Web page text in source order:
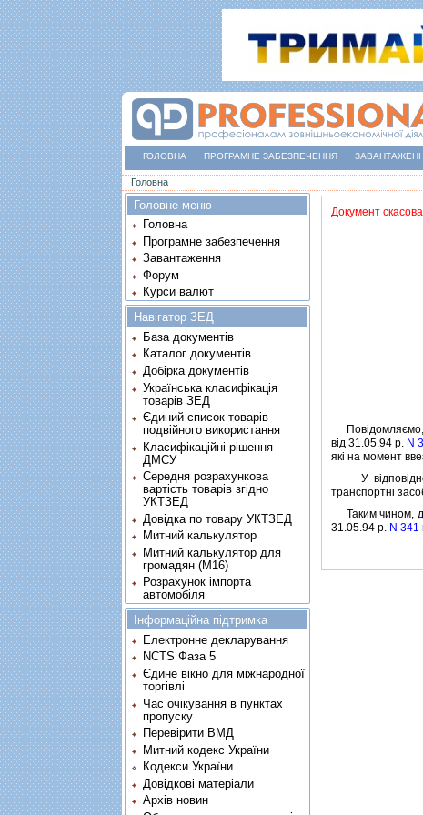
ГОЛОВНА ПРОГРАМНЕ ЗАБЕЗПЕЧЕННЯ
Ви є тут
Головна
Документ
Повiдомляємо,
вiд 31.05.94 р. N
якi на момент
У
транспортнi
Таким чином,
31.05.94 р. N 341
Головне меню
Головна
Програмне забезпечення
Завантаження
Форум
Курси валют
Навігатор ЗЕД
База документів
Каталог документів
Добірка документів
Українська класифікація
товарів ЗЕД
Єдиний список товарів
подвійного використання
Класифікаційні рішення
ДМСУ
Середня розрахункова
вартість товарів згідно
УКТЗЕД
Довідка по товару УКТЗЕД
Митний калькулятор
Митний калькулятор для
громадян (М16)
Розрахунок імпорта
автомобіля
Інформаційна підтримка
Електронне декларування
NCTS Фаза 5
Єдине вікно для міжнародної
торгівлі
Час очікування в пунктах
пропуску
Перевірити ВМД
Митний кодекс України
Кодекси України
Довідкові матеріали
Архів новин